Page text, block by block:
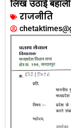
लिख उठाई
राजनीति